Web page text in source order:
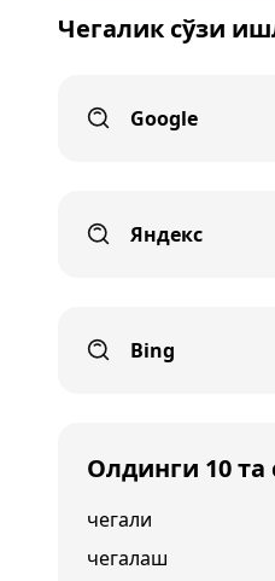
Чегалик сўзи
Google
Яндекс
Bing
Олдинги 10 та
чегали
чегалаш